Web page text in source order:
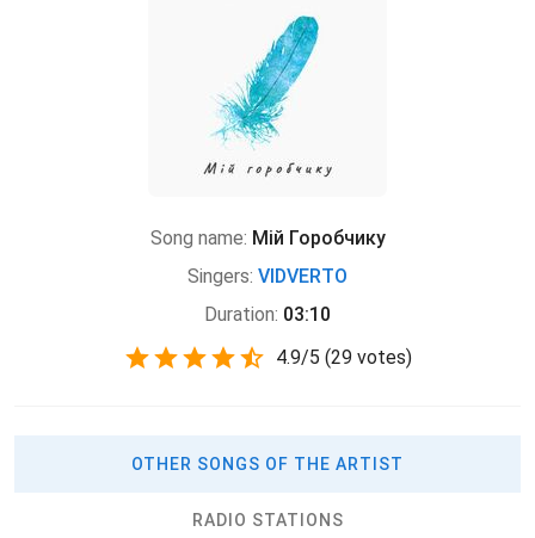
Song name: Мій Горобчику
Singers: VIDVERTO
Duration: 03:10
4.9/5 (29 votes)
OTHER SONGS OF THE ARTIST
RADIO STATIONS